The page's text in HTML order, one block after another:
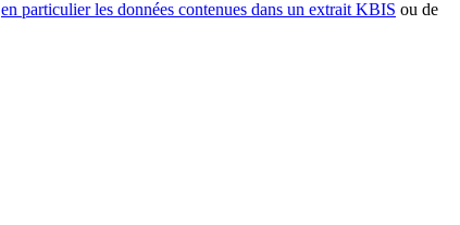
en particulier les données contenues dans un extrait KBIS ou de